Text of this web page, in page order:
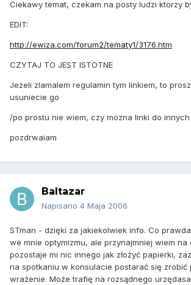
Ciekawy temat, czekam na posty ludzi ktorzy
EDIT:
http://ewiza.com/forum2/tematy1/3176.htm
CZYTAJ TO JEST ISTOTNE
Jezeli zlamalem regulamin tym linkiem, to
usuniecie go
/po prostu nie wiem, czy mozna linki do
pozdrwaiam
Baltazar
Napisano 4 Maja 2006
STman - dzięki za jakiekolwiek info. Co
we mnie optymizmu, ale przynajmniej wiem na
pozostaje mi nic innego jak złożyć papierki,
na spotkaniu w konsulacie postarać się zrobić
wrażenie. Może trafię na rozsądnego